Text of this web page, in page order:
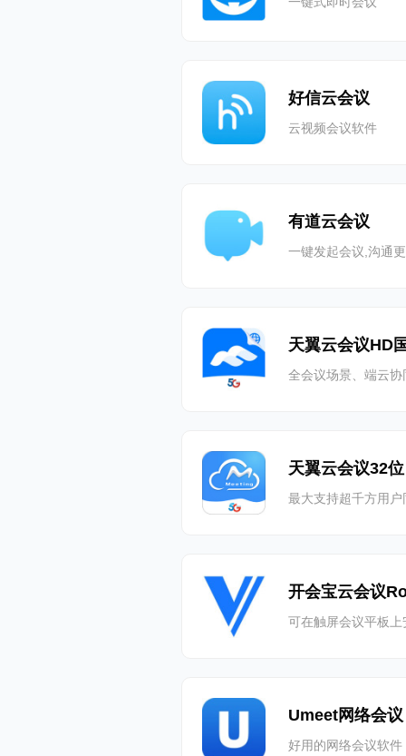
好信云会议
云视频会议软件
有道云会议
一键发起会议,沟通
天翼云会议HD
全会议场景、端云
天翼云会议32位
最大支持超千方用户
开会宝云会议
可在触屏会议平板
Umeet网络会议
好用的网络会议软件